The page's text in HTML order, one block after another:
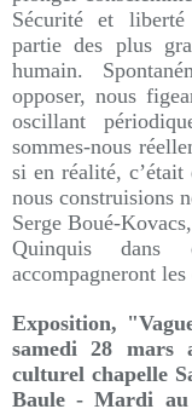
Sécurité et
partie des plus
humain.
opposer, nous
oscillant
sommes-nous
si en réalité, c’était
nous construisions
Serge Boué-
Quinquis dans
accompagneront
Exposition,
samedi 28 mars
culturel chapelle
Baule - Mardi au